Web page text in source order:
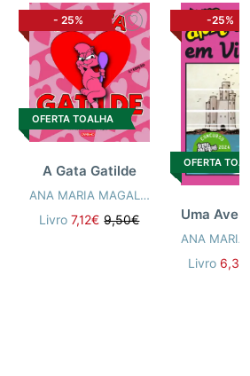
ISABEL ALÇADA
- 25%
OFERTA TOALHA
A Gata Gatilde
ANA MARIA MAGALHÃES
Livro7,12€ 9,50€
-25%
OFERTA
Livro